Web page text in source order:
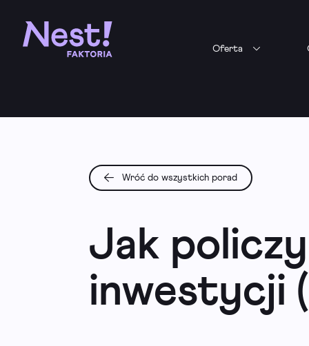
Oferta
Wróć do wszystkich porad
Jak
inwestycji